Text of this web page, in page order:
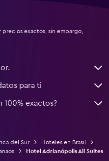
exactos, sin embargo,
para ti
100% exactos?
del Sur
Hoteles en Brasil
Hotel Adrianópolis All Suites